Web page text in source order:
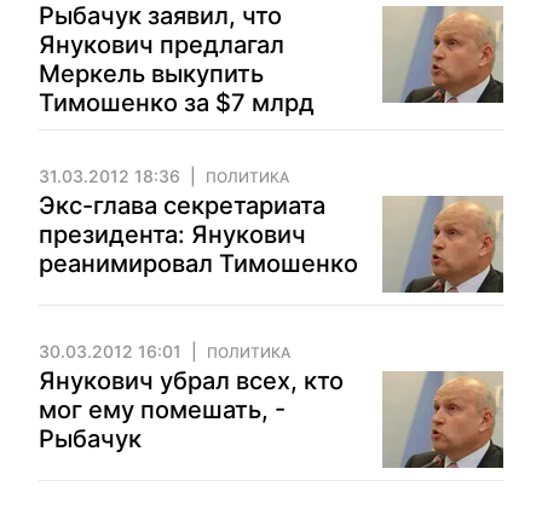
Рыбачук заявил, что
Янукович предлагал
Меркель выкупить
Тимошенко за $7 млрд
31.03.2012 18:36 ПОЛИТИКА
Экс-глава секретариата
президента: Янукович
реанимировал Тимошенко
30.03.2012 16:01 ПОЛИТИКА
Янукович убрал всех, кто
мог ему помешать, -
Рыбачук